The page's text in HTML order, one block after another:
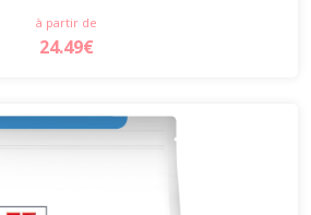
à partir de
24.49€